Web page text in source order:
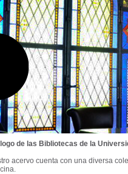
de las Bibliotecas de la
acervo cuenta con una diversa